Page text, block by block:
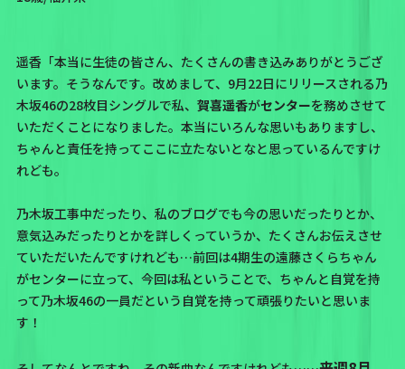
遥香「本当に生徒の皆さん、たくさんの書き込みありがとうござ
います。そうなんです。改めまして、9月22日にリリースされる乃
木坂46の28枚目シングルで私、 賀喜遥香がセンターを務めさせて
いただくことになりました。本当にいろんな思いもありますし、
ちゃんと責任を持ってここに立たないとなと思っているんですけ
れども。
乃木坂工事中だったり、 私のブログでも今の思いだったりとか、
意気込みだったりとかを詳しくっていうか、たくさんお伝えさせ
ていただいたんですけれども…前回は4期生の遠藤さくらちゃん
がセンターに立って、今回は私ということで、ちゃんと自覚を持
って乃木坂46の一員だという自覚を持って頑張りたいと思いま
す！